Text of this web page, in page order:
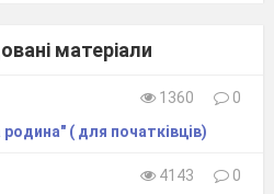
матеріали
1360
0
родина" ( для початківців)
4143
0